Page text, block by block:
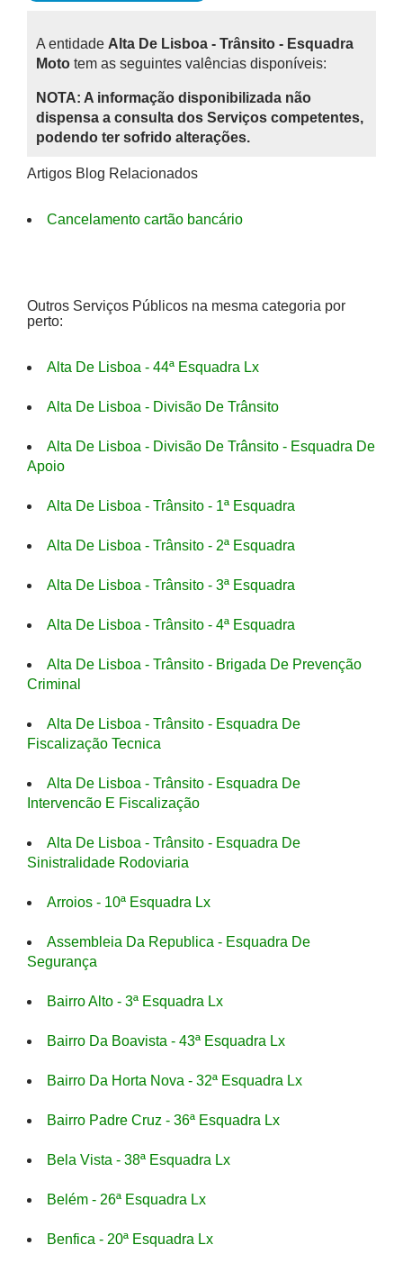
A entidade Alta De Lisboa - Trânsito - Esquadra
Moto tem as seguintes valências disponíveis:
NOTA: A informação disponibilizada não
dispensa a consulta dos Serviços competentes,
podendo ter sofrido alterações.
Artigos Blog Relacionados
Cancelamento cartão bancário
Outros Serviços Públicos na mesma categoria por
perto:
Alta De Lisboa - 44ª Esquadra Lx
Alta De Lisboa - Divisão De Trânsito
Alta De Lisboa - Divisão De Trânsito - Esquadra De
Apoio
Alta De Lisboa - Trânsito - 1ª Esquadra
Alta De Lisboa - Trânsito - 2ª Esquadra
Alta De Lisboa - Trânsito - 3ª Esquadra
Alta De Lisboa - Trânsito - 4ª Esquadra
Alta De Lisboa - Trânsito - Brigada De Prevenção
Criminal
Alta De Lisboa - Trânsito - Esquadra De
Fiscalização Tecnica
Alta De Lisboa - Trânsito - Esquadra De
Intervencão E Fiscalização
Alta De Lisboa - Trânsito - Esquadra De
Sinistralidade Rodoviaria
Arroios - 10ª Esquadra Lx
Assembleia Da Republica - Esquadra De
Segurança
Bairro Alto - 3ª Esquadra Lx
Bairro Da Boavista - 43ª Esquadra Lx
Bairro Da Horta Nova - 32ª Esquadra Lx
Bairro Padre Cruz - 36ª Esquadra Lx
Bela Vista - 38ª Esquadra Lx
Belém - 26ª Esquadra Lx
Benfica - 20ª Esquadra Lx